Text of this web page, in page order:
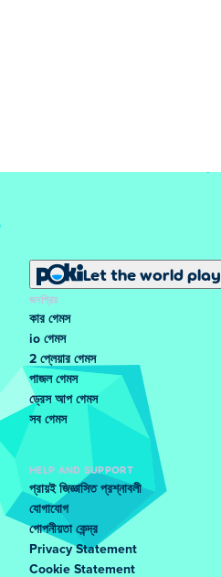
Let the world play
জনপ্রিয়
কার গেমস
io গেমস
2 প্লেয়ার গেমস
পাজল গেমস
ড্রেস আপ গেমস
সব গেমস
HELP AND SUPPORT
প্রায়ই জিজ্ঞাসিত প্রশ্নাবলী
যোগাযোগ
গোপনীয়তা কেন্দ্র
Privacy Statement
Cookie Statement